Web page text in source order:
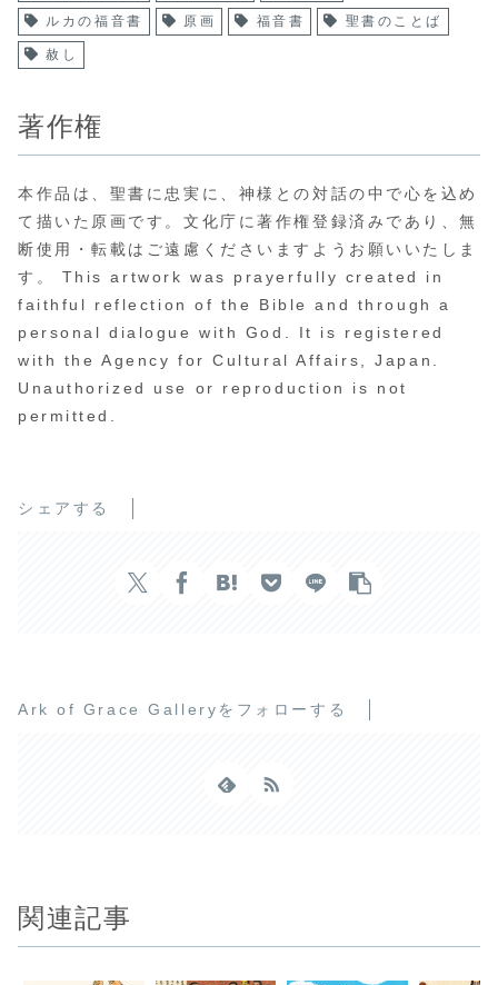
ルカの福音書 原画 福音書 聖書のことば
赦し
著作権
本作品は、聖書に忠実に、神様との対話の中で心を込め
て描いた原画です。文化庁に著作権登録済みであり、無
断使用・転載はご遠慮くださいますようお願いいたしま
す。 This artwork was prayerfully created in
faithful reflection of the Bible and through a
personal dialogue with God. It is registered
with the Agency for Cultural Affairs, Japan.
Unauthorized use or reproduction is not
permitted.
シェアする
Ark of Grace Galleryをフォローする
関連記事